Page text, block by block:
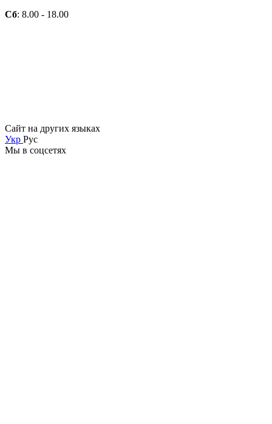
Сб: 8.00 - 18.00
Сайт на других языках
Укр Рус
Мы в соцсетях